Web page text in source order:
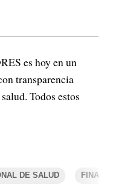
es hoy en un
transparencia
Todos estos
DE SALUD